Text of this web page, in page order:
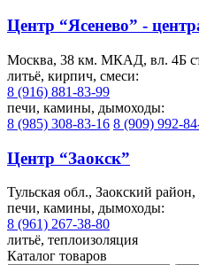
Центр “Ясенево” -
Москва, 38 км. МКАД, вл. 4Б
литьё, кирпич, смеси:
8 (916) 881-83-99
печи, камины, дымоходы:
8 (985) 308-83-16 8 (909) 992-
Центр “Заокск”
Тульская обл., Заокский
печи, камины, дымоходы:
8 (961) 267-38-80
литьё, теплоизоляция
Каталог товаров